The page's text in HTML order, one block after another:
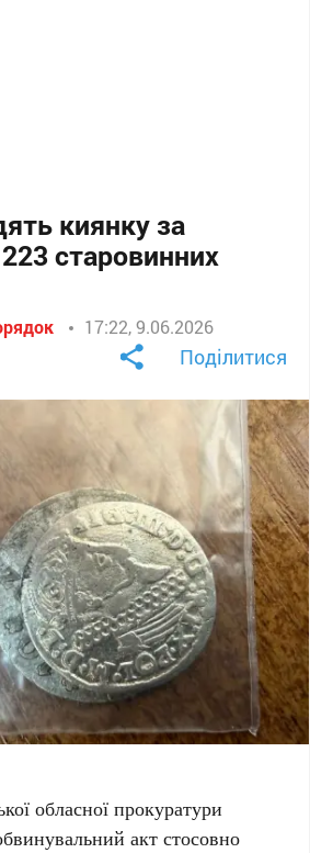
киянку за
старовинних
17:22, 9.06.2026
Поділитися
обласної прокуратури
акт стосовно